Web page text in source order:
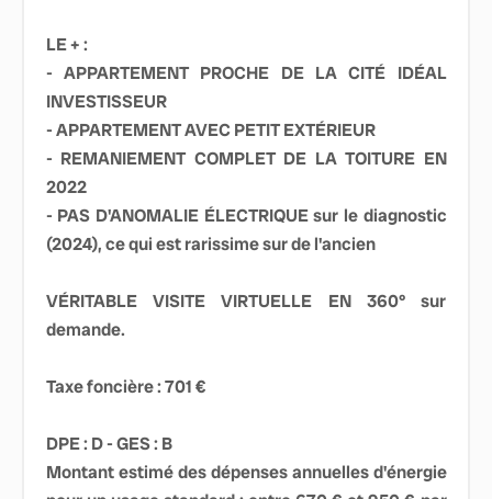
LE + :
- APPARTEMENT PROCHE DE LA CITÉ IDÉAL
INVESTISSEUR
- APPARTEMENT AVEC PETIT EXTÉRIEUR
- REMANIEMENT COMPLET DE LA TOITURE EN
2022
- PAS D'ANOMALIE ÉLECTRIQUE sur le diagnostic
(2024), ce qui est rarissime sur de l'ancien
VÉRITABLE VISITE VIRTUELLE EN 360° sur
demande.
Taxe foncière : 701 €
DPE : D - GES : B
Montant estimé des dépenses annuelles d'énergie